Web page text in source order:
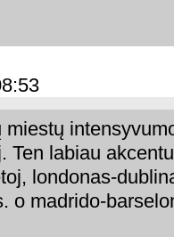
Ten labiau
londonas-
o madrido-